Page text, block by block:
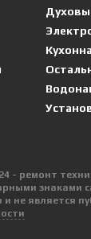
- ремонт
знаками
не является